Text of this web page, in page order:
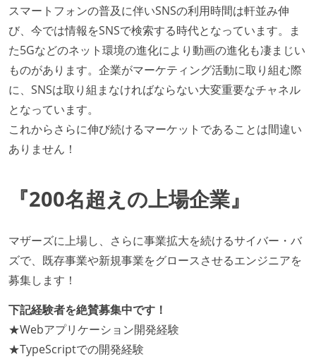
スマートフォンの普及に伴いSNSの利用時間は軒並み伸
び、今では情報をSNSで検索する時代となっています。ま
た5Gなどのネット環境の進化により動画の進化も凄まじい
ものがあります。企業がマーケティング活動に取り組む際
に、SNSは取り組まなければならない大変重要なチャネル
となっています。
これからさらに伸び続けるマーケットであることは間違い
ありません！
『200名超えの上場企業』
マザーズに上場し、さらに事業拡大を続けるサイバー・バ
ズで、既存事業や新規事業をグロースさせるエンジニアを
募集します！
下記経験者を絶賛募集中です！
★Webアプリケーション開発経験
★TypeScriptでの開発経験